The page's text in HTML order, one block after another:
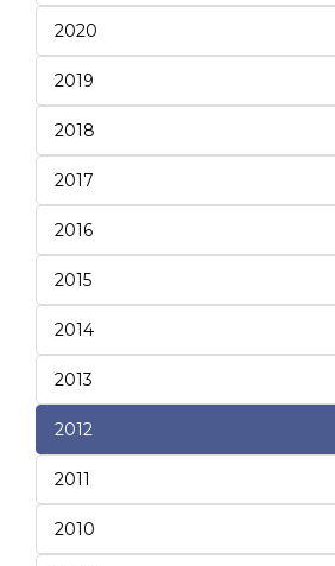
2020
2019
2018
2017
2016
2015
2014
2013
2012
2011
2010